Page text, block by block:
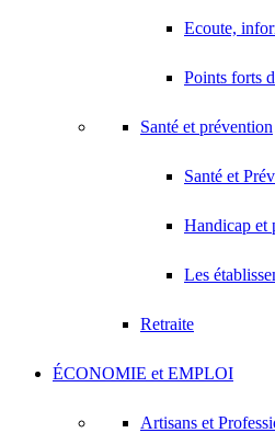
Ecoute,
Points forts
Santé et prévention
Santé et
Handicap et
Les
Retraite
ÉCONOMIE et EMPLOI
Artisans et